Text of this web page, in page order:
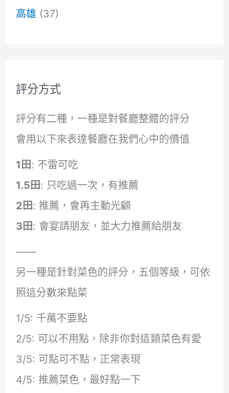
高雄 (37)
評分方式
評分有二種，一種是對餐廳整體的評分
會用以下來表達餐廳在我們心中的價值
1田: 不雷可吃
1.5田: 只吃過一次，有推薦
2田: 推薦，會再主動光顧
3田: 會宴請朋友，並大力推薦給朋友
——
另一種是針對菜色的評分，五個等級，可依
照這分數來點菜
1/5: 千萬不要點
2/5: 可以不用點，除非你對這類菜色有愛
3/5: 可點可不點，正常表現
4/5: 推薦菜色，最好點一下